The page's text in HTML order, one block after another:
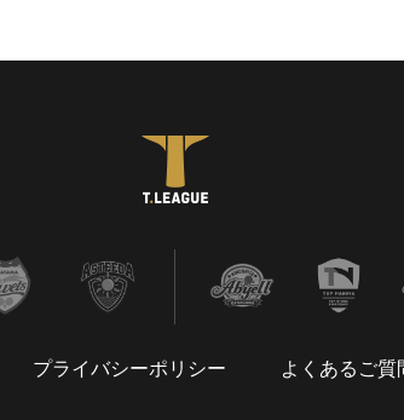
プライバシーポリシー よくあるご質